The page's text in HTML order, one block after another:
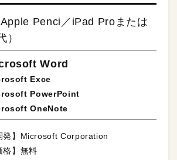
Apple Penci／iPad Proまたは
）
Word
Exce
PowerPoint
OneNote
発】Microsoft Corporation
格】無料